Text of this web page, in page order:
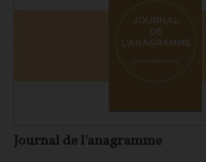
Journal de l'anagramme